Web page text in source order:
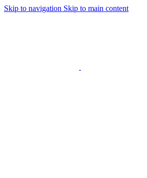
Skip to navigation Skip to main content